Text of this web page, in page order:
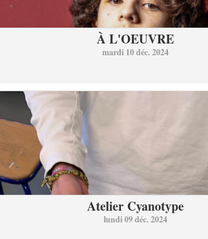
À L'OEUVRE
mardi 10 déc. 2024
Atelier Cyanotype
lundi 09 déc. 2024